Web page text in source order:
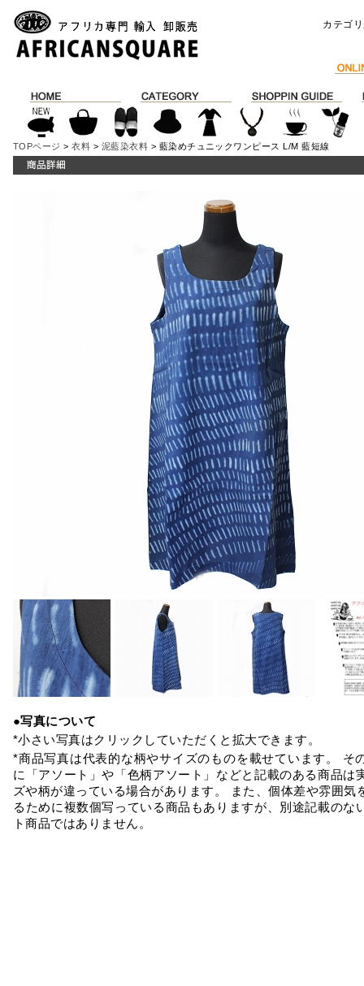
カテゴ
TOPページ >衣料 > 泥藍染衣料 > 藍染めチュニックワンピース L/M 藍短線
●写真について
*小さい写真はクリックしていただくと拡大できます。
*商品写真は代表的な柄やサイズのものを載せています。 そ
に「アソート」や「色柄アソート」などと記載のある商品は
ズや柄が違っている場合があります。 また、個体差や雰囲気
るために複数個写っている商品もありますが、別途記載のな
ト商品ではありません。